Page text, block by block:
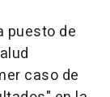
puesto de
caso de